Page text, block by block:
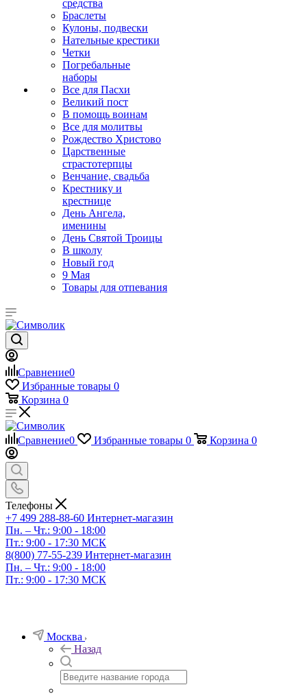
средства
Браслеты
Кулоны, подвески
Нательные крестики
Четки
Погребальные
наборы
Все для Пасхи
Великий пост
В помощь воинам
Все для молитвы
Рождество Христово
Царственные
страстотерпцы
Венчание, свадьба
Крестнику и
крестнице
День Ангела,
именины
День Святой Троицы
В школу
Новый год
9 Мая
Товары для отпевания
Сравнение0
Избранные товары 0
Корзина 0
Сравнение0 Избранные товары 0 Корзина 0
Телефоны
+7 499 288-88-60 Интернет-магазин
Пн. – Чт.: 9:00 - 18:00
Пт.: 9:00 - 17:30 МСК
8(800) 77-55-239 Интернет-магазин
Пн. – Чт.: 9:00 - 18:00
Пт.: 9:00 - 17:30 МСК
Москва
Назад